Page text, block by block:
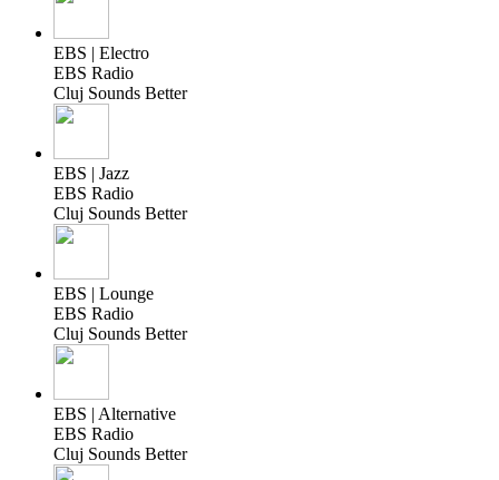
EBS | Electro
EBS Radio
Cluj Sounds Better
EBS | Jazz
EBS Radio
Cluj Sounds Better
EBS | Lounge
EBS Radio
Cluj Sounds Better
EBS | Alternative
EBS Radio
Cluj Sounds Better